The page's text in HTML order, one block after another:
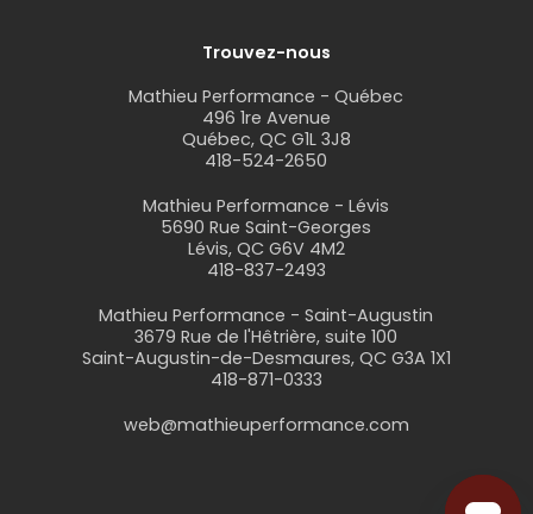
Trouvez-nous
Mathieu Performance - Québec
496 1re Avenue
Québec, QC G1L 3J8
418-524-2650
Mathieu Performance - Lévis
5690 Rue Saint-Georges
Lévis, QC G6V 4M2
418-837-2493
Mathieu Performance - Saint-Augustin
3679 Rue de l'Hêtrière, suite 100
Saint-Augustin-de-Desmaures, QC G3A 1X1
418-871-0333
web@mathieuperformance.com